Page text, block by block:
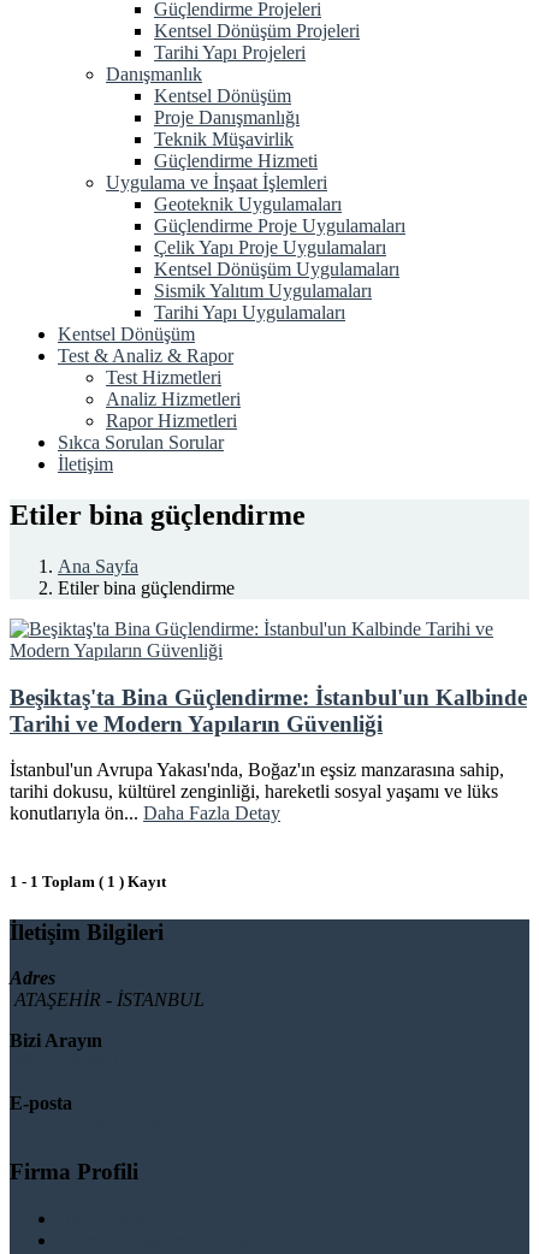
Güçlendirme Projeleri
Kentsel Dönüşüm Projeleri
Tarihi Yapı Projeleri
Danışmanlık
Kentsel Dönüşüm
Proje Danışmanlığı
Teknik Müşavirlik
Güçlendirme Hizmeti
Uygulama ve İnşaat İşlemleri
Geoteknik Uygulamaları
Güçlendirme Proje Uygulamaları
Çelik Yapı Proje Uygulamaları
Kentsel Dönüşüm Uygulamaları
Sismik Yalıtım Uygulamaları
Tarihi Yapı Uygulamaları
Kentsel Dönüşüm
Test & Analiz & Rapor
Test Hizmetleri
Analiz Hizmetleri
Rapor Hizmetleri
Sıkca Sorulan Sorular
İletişim
Etiler bina güçlendirme
Ana Sayfa
Etiler bina güçlendirme
Beşiktaş'ta Bina Güçlendirme: İstanbul'un Kalbinde
Tarihi ve Modern Yapıların Güvenliği
İstanbul'un Avrupa Yakası'nda, Boğaz'ın eşsiz manzarasına sahip,
tarihi dokusu, kültürel zenginliği, hareketli sosyal yaşamı ve lüks
konutlarıyla ön... Daha Fazla Detay
1 - 1 Toplam ( 1 ) Kayıt
İletişim Bilgileri
Adres
ATAŞEHİR - İSTANBUL
Bizi Arayın
E-posta
Firma Profili